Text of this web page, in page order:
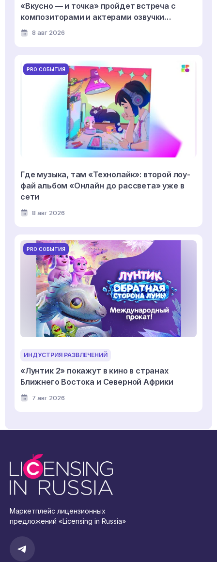
«Вкусно — и точка» пройдет встреча с
композиторами и актерами озвучки
мультсериала «Смешарики»
8 авг 2026
PRO СОБЫТИЯ
Где музыка, там «Технолайк»: второй лоу-
фай альбом «Онлайн до рассвета» уже в
сети
8 авг 2026
PRO СОБЫТИЯ
ИНДУСТРИЯ РАЗВЛЕЧЕНИЙ
«Лунтик 2» покажут в кино в странах
Ближнего Востока и Северной Африки
7 авг 2026
Маркетплейс лицензионных
предложений «Licensing in Russia»